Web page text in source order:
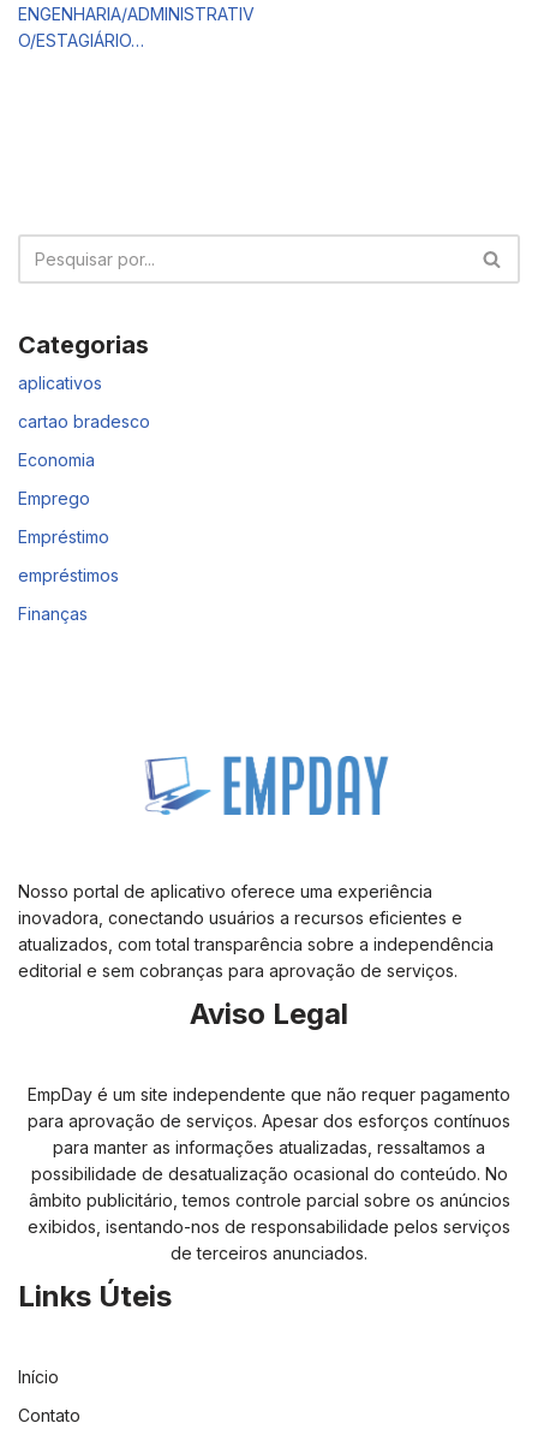
ENGENHARIA/ADMINISTRATIV
O/ESTAGIÁRIO…
Categorias
aplicativos
cartao bradesco
Economia
Emprego
Empréstimo
empréstimos
Finanças
Nosso portal de aplicativo oferece uma experiência
inovadora, conectando usuários a recursos eficientes e
atualizados, com total transparência sobre a independência
editorial e sem cobranças para aprovação de serviços.
Aviso Legal
EmpDay é um site independente que não requer pagamento
para aprovação de serviços. Apesar dos esforços contínuos
para manter as informações atualizadas, ressaltamos a
possibilidade de desatualização ocasional do conteúdo. No
âmbito publicitário, temos controle parcial sobre os anúncios
exibidos, isentando-nos de responsabilidade pelos serviços
de terceiros anunciados.
Links Úteis
Início
Contato